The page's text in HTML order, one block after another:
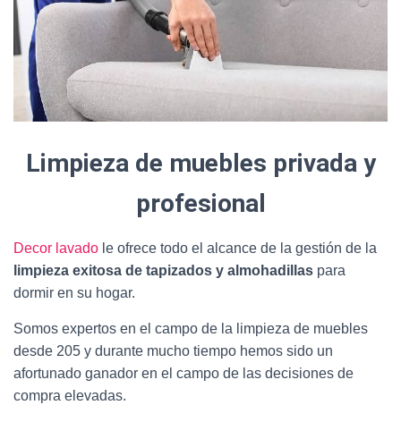
Limpieza de muebles privada y
profesional
Decor lavado le ofrece todo el alcance de la gestión de la
limpieza exitosa de tapizados y almohadillas para
dormir en su hogar.
Somos expertos en el campo de la limpieza de muebles
desde 205 y durante mucho tiempo hemos sido un
afortunado ganador en el campo de las decisiones de
compra elevadas.